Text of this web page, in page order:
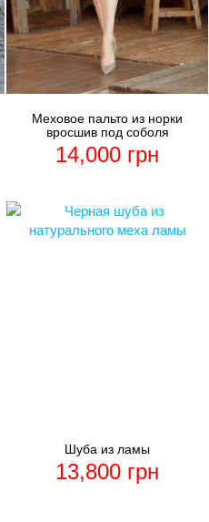
Меховое пальто из норки
вросшив под соболя
14,000 грн
Шуба из ламы
13,800 грн